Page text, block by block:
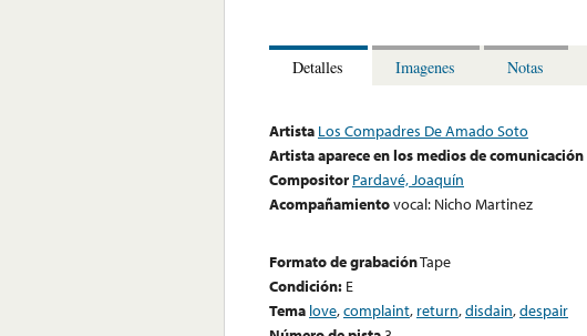
Detalles Imagenes Notas
Artista Los Compadres De Amado Soto
Artista aparece en los medios de comunicación
Compositor Pardavé, Joaquín
Acompañamientovocal: Nicho Martinez
Formato de grabaciónTape
Condición: E
Tema love,complaint, return,disdain,despair